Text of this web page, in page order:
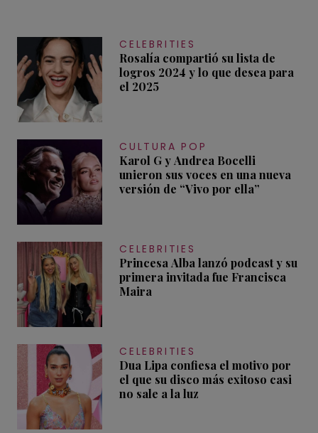
CELEBRITIES
Rosalía compartió su lista de
logros 2024 y lo que desea para
el 2025
CULTURA POP
Karol G y Andrea Bocelli
unieron sus voces en una nueva
versión de “Vivo por ella”
CELEBRITIES
Princesa Alba lanzó podcast y su
primera invitada fue Francisca
Maira
CELEBRITIES
Dua Lipa confiesa el motivo por
el que su disco más exitoso casi
no sale a la luz